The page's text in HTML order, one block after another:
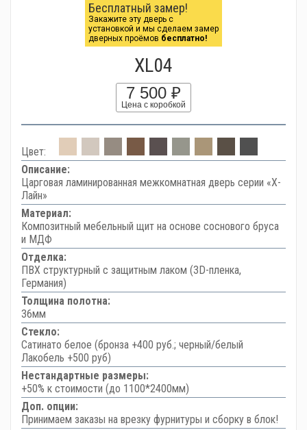
Бесплатный замер!
Закажите эту дверь с
установкой и мы сделаем замер
дверных проёмов бесплатно!
XL04
7 500 ₽
Цена с коробкой
Цвет:
Описание:
Царговая ламинированная межкомнатная дверь серии «Х-
Лайн»
Материал:
Композитный мебельный щит на основе соснового бруса
и МДФ
Отделка:
ПВХ структурный с защитным лаком (3D-пленка,
Германия)
Толщина полотна:
36мм
Стекло:
Сатинато белое (бронза +400 руб.; черный/белый
Лакобель +500 руб)
Нестандартные размеры:
+50% к стоимости (до 1100*2400мм)
Доп. опции:
Принимаем заказы на врезку фурнитуры и сборку в блок!